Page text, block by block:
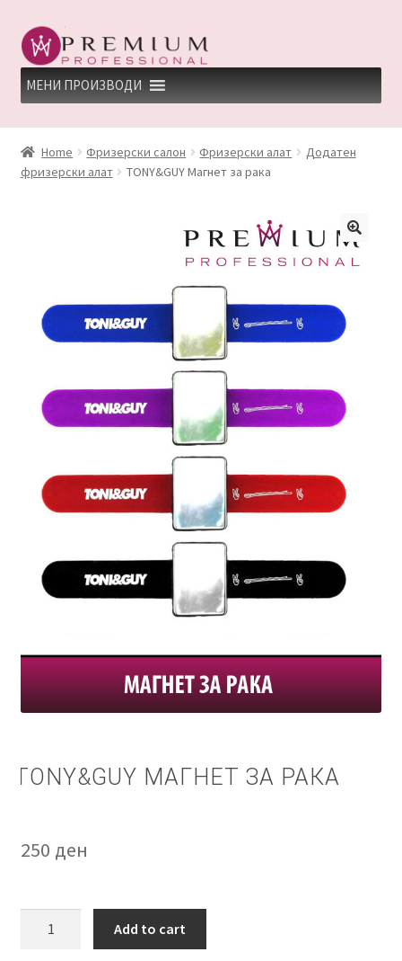
Skip
to
navigation
Skip
to
content
МЕНИ ПРОИЗВОДИ
HOME
PREMIUM PROFESSIONAL LINKS
ДЕПИЛАЦИЈА
КЕРАТИНСКИ ТРЕМАН BY KYANA QUEEN
КОШНИЧКА
НАШИ БРЕНДОВИ ЗА КОЗМЕТИКА И ФРИЗЕРАЈ
ПЛАЌАЊЕ
ПОЛИТИКА И УСЛОВИ ЗА КОРИСТЕЊЕ
ЗА НАС
ПРОИЗВОДИ
КОРИСНИ СОВЕТИ
Home Фризерски салон Фризерски алат
Додатен
фризерски алат
TONY&GUY Магнет за рака
TONY&GUY МАГНЕТ ЗА РАКА
250 ден
Add to cart